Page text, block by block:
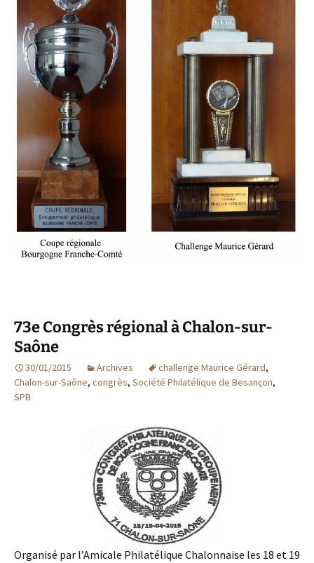
73e Congrès régional à Chalon-sur-
Saône
30/01/2015 Archives challenge Maurice Gérard,
Chalon-sur-Saône, congrès, Société Philatélique de Besançon,
SPB
Organisé par l’Amicale Philatélique Chalonnaise les 18 et 19